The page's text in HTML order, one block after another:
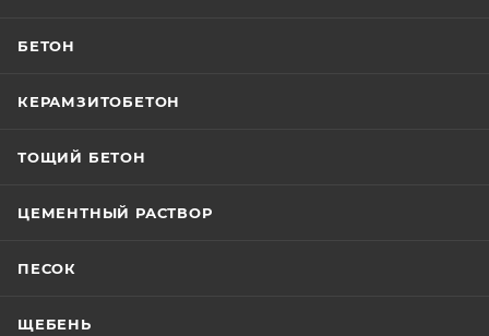
БЕТОН
КЕРАМЗИТОБЕТОН
ТОЩИЙ БЕТОН
ЦЕМЕНТНЫЙ РАСТВОР
ПЕСОК
ЩЕБЕНЬ